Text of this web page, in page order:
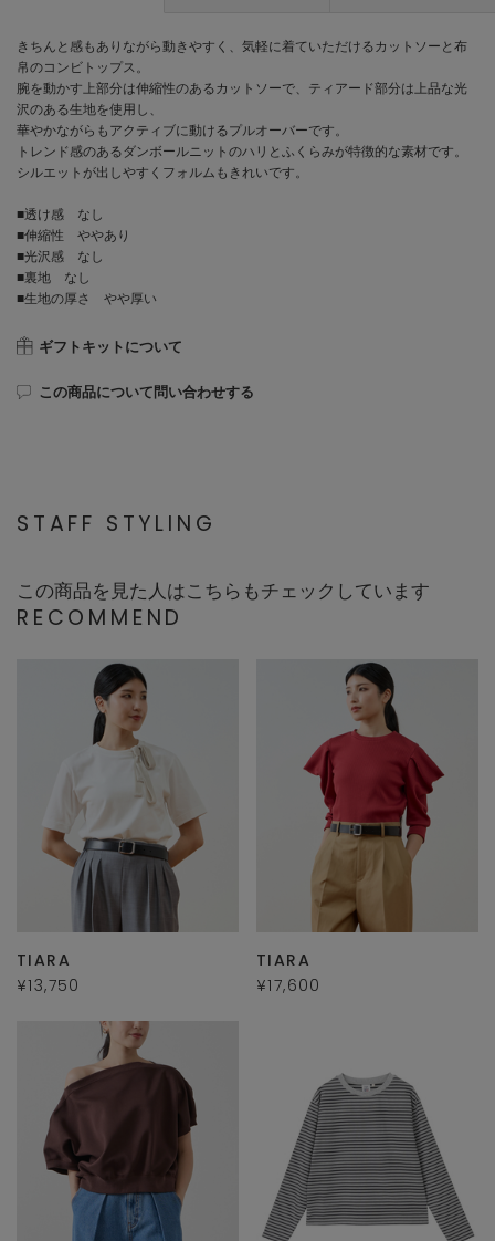
きちんと感もありながら動きやすく、気軽に着ていただけるカットソーと布
帛のコンビトップス。
腕を動かす上部分は伸縮性のあるカットソーで、ティアード部分は上品な光
沢のある生地を使用し、
華やかながらもアクティブに動けるプルオーバーです。
トレンド感のあるダンボールニットのハリとふくらみが特徴的な素材です。
シルエットが出しやすくフォルムもきれいです。
■透け感 なし
■伸縮性 ややあり
■光沢感 なし
■裏地 なし
■生地の厚さ やや厚い
ギフトキットについて
この商品について問い合わせする
STAFF STYLING
この商品を見た人はこちらもチェックしています
RECOMMEND
TIARA
¥13,750
TIARA
¥17,600